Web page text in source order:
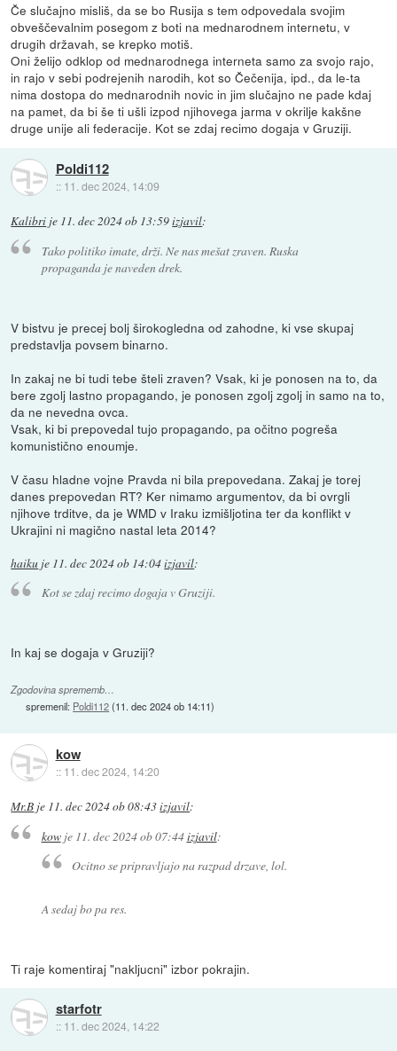
Če slučajno misliš, da se bo Rusija s tem odpovedala svojim
obveščevalnim posegom z boti na mednarodnem internetu, v
drugih državah, se krepko motiš.
Oni želijo odklop od mednarodnega interneta samo za svojo rajo,
in rajo v sebi podrejenih narodih, kot so Čečenija, ipd., da le-ta
nima dostopa do mednarodnih novic in jim slučajno ne pade kdaj
na pamet, da bi še ti ušli izpod njihovega jarma v okrilje kakšne
druge unije ali federacije. Kot se zdaj recimo dogaja v Gruziji.
Poldi112
:: 11. dec 2024, 14:09
Kalibri je 11. dec 2024 ob 13:59izjavil:
Tako politiko imate, drži. Ne nas mešat zraven. Ruska
propaganda je naveden drek.
V bistvu je precej bolj širokogledna od zahodne, ki vse skupaj
predstavlja povsem binarno.
In zakaj ne bi tudi tebe šteli zraven? Vsak, ki je ponosen na to, da
bere zgolj lastno propagando, je ponosen zgolj zgolj in samo na to,
da ne nevedna ovca.
Vsak, ki bi prepovedal tujo propagando, pa očitno pogreša
komunistično enoumje.
V času hladne vojne Pravda ni bila prepovedana. Zakaj je torej
danes prepovedan RT? Ker nimamo argumentov, da bi ovrgli
njihove trditve, da je WMD v Iraku izmišljotina ter da konflikt v
Ukrajini ni magično nastal leta 2014?
haiku je 11. dec 2024 ob 14:04izjavil:
Kot se zdaj recimo dogaja v Gruziji.
In kaj se dogaja v Gruziji?
Zgodovina sprememb…
spremenil: Poldi112(11. dec 2024 ob 14:11)
kow
:: 11. dec 2024, 14:20
Mr.B je 11. dec 2024 ob 08:43izjavil:
kowje 11. dec 2024 ob 07:44izjavil:
Ocitno se pripravljajo na razpad drzave, lol.
A sedaj bo pa res.
Ti raje komentiraj "nakljucni" izbor pokrajin.
starfotr
:: 11. dec 2024, 14:22